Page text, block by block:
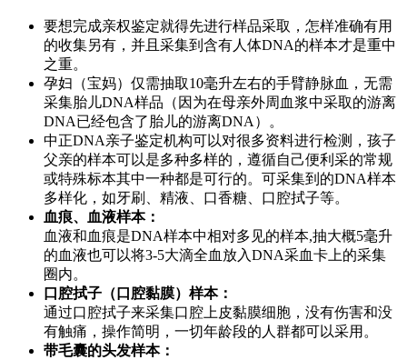
要想完成亲权鉴定就得先进行样品采取，怎样准确有用
的收集另有，并且采集到含有人体DNA的样本才是重中
之重。
孕妇（宝妈）仅需抽取10毫升左右的手臂静脉血，无需
采集胎儿DNA样品（因为在母亲外周血浆中采取的游离
DNA已经包含了胎儿的游离DNA）。
中正DNA亲子鉴定机构可以对很多资料进行检测，孩子
父亲的样本可以是多种多样的，遵循自己便利采的常规
或特殊标本其中一种都是可行的。可采集到的DNA样本
多样化，如牙刷、精液、口香糖、口腔拭子等。
血痕、血液样本：
血液和血痕是DNA样本中相对多见的样本,抽大概5毫升
的血液也可以将3-5大滴全血放入DNA采血卡上的采集
圈内。
口腔拭子（口腔黏膜）样本：
通过口腔拭子来采集口腔上皮黏膜细胞，没有伤害和没
有触痛，操作简明，一切年龄段的人群都可以采用。
带毛囊的头发样本：